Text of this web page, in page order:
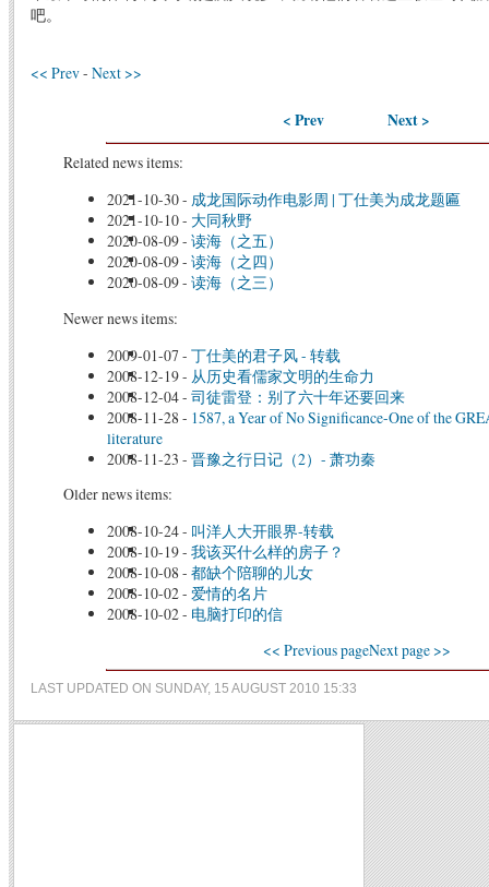
吧。
<< Prev- Next >>
< Prev Next >
Related news items:
2021-10-30- 成龙国际动作电影周 | 丁仕美为成龙题匾
2021-10-10- 大同秋野
2020-08-09- 读海（之五）
2020-08-09- 读海（之四）
2020-08-09- 读海（之三）
Newer news items:
2009-01-07 - 丁仕美的君子风 - 转载
2008-12-19- 从历史看儒家文明的生命力
2008-12-04- 司徒雷登：别了六十年还要回来
2008-11-28 - 1587, a Year of No Significance-One of the
literature
2008-11-23 - 晋豫之行日记（2）- 萧功秦
Older news items:
2008-10-24- 叫洋人大开眼界-转载
2008-10-19- 我该买什么样的房子？
2008-10-08 - 都缺个陪聊的儿女
2008-10-02- 爱情的名片
2008-10-02- 电脑打印的信
<< Previous pageNext page >>
LAST UPDATED ON SUNDAY, 15 AUGUST 2010 15:33